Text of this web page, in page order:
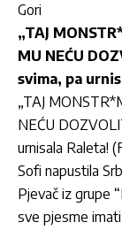
Gori
„TAJ
MU NEĆU
svima, pa
„TAJ
NEĆU
urnisala Raleta!
Sofi napustila
Pjevač iz grupe
sve pjesme